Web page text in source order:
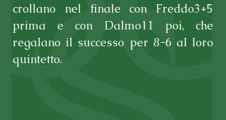
crollano nel finale con Freddo3+5
prima e con Dalmo11 poi, che
regalano il successo per 8-6 al loro
quintetto.